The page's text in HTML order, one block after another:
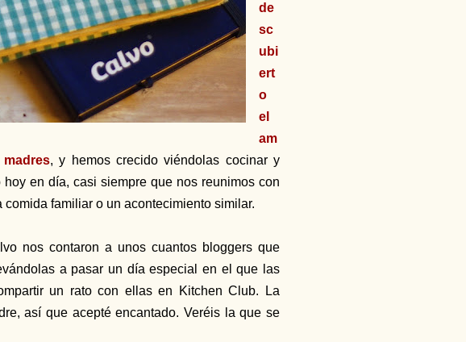
de
sc
ubi
ert
o
el
am
, y hemos crecido viéndolas cocinar y
en día, casi siempre que nos reunimos con
familiar o un acontecimiento similar.
nos contaron a unos cuantos bloggers que
a pasar un día especial en el que las
un rato con ellas en Kitchen Club. La
así que acepté encantado. Veréis la que se